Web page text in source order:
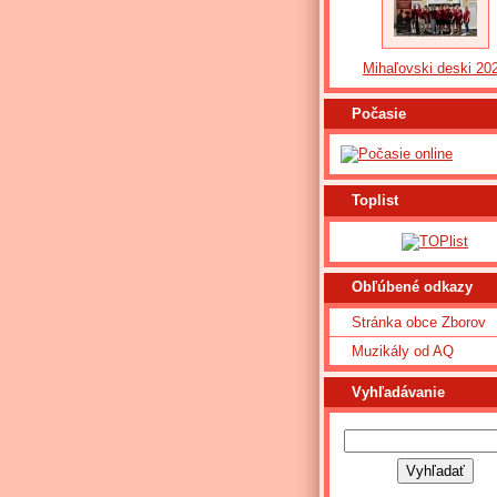
Mihaľovski deski
Počasie
Toplist
Obľúbené odkazy
Stránka obce Zborov
Muzikály od AQ
Vyhľadávanie